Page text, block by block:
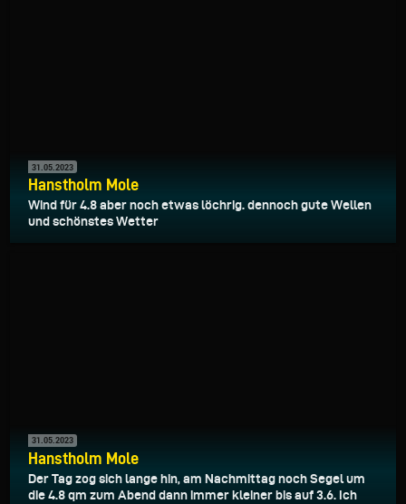
31.05.2023
Hanstholm Mole
Wind für 4.8 aber noch etwas löchrig. dennoch gute Wellen
und schönstes Wetter
31.05.2023
Hanstholm Mole
Der Tag zog sich lange hin, am Nachmittag noch Segel um
die 4.8 qm zum Abend dann immer kleiner bis auf 3.6. Ich